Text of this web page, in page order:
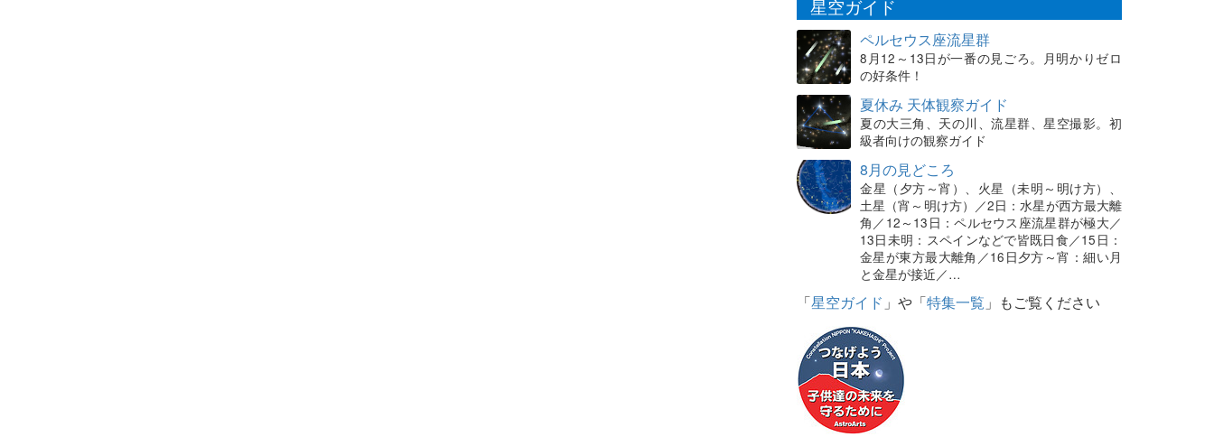
星空ガイド
ペルセウス座流星群
8月12～13日が一番の見ごろ。月明かりゼロ
の好条件！
夏休み 天体観察ガイド
夏の大三角、天の川、流星群、星空撮影。初
級者向けの観察ガイド
8月の見どころ
金星（夕方～宵）、火星（未明～明け方）、
土星（宵～明け方）／2日：水星が西方最大離
角／12～13日：ペルセウス座流星群が極大／
13日未明：スペインなどで皆既日食／15日：
金星が東方最大離角／16日夕方～宵：細い月
と金星が接近／…
「星空ガイド 」や「特集一覧 」もご覧ください